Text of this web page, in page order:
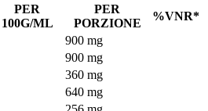
PER
100G/ML
PER
PORZIONE
%VNR*
900 mg
900 mg
360 mg
640 mg